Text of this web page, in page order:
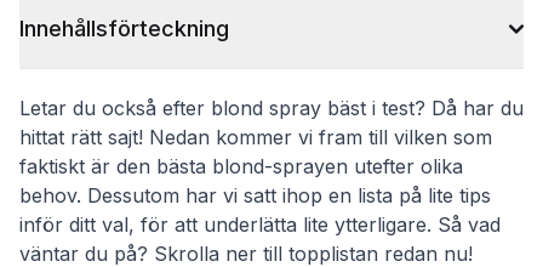
Innehållsförteckning
Letar du också efter blond spray bäst i test? Då har du
hittat rätt sajt! Nedan kommer vi fram till vilken som
faktiskt är den bästa blond-sprayen utefter olika
behov. Dessutom har vi satt ihop en lista på lite tips
inför ditt val, för att underlätta lite ytterligare. Så vad
väntar du på? Skrolla ner till topplistan redan nu!